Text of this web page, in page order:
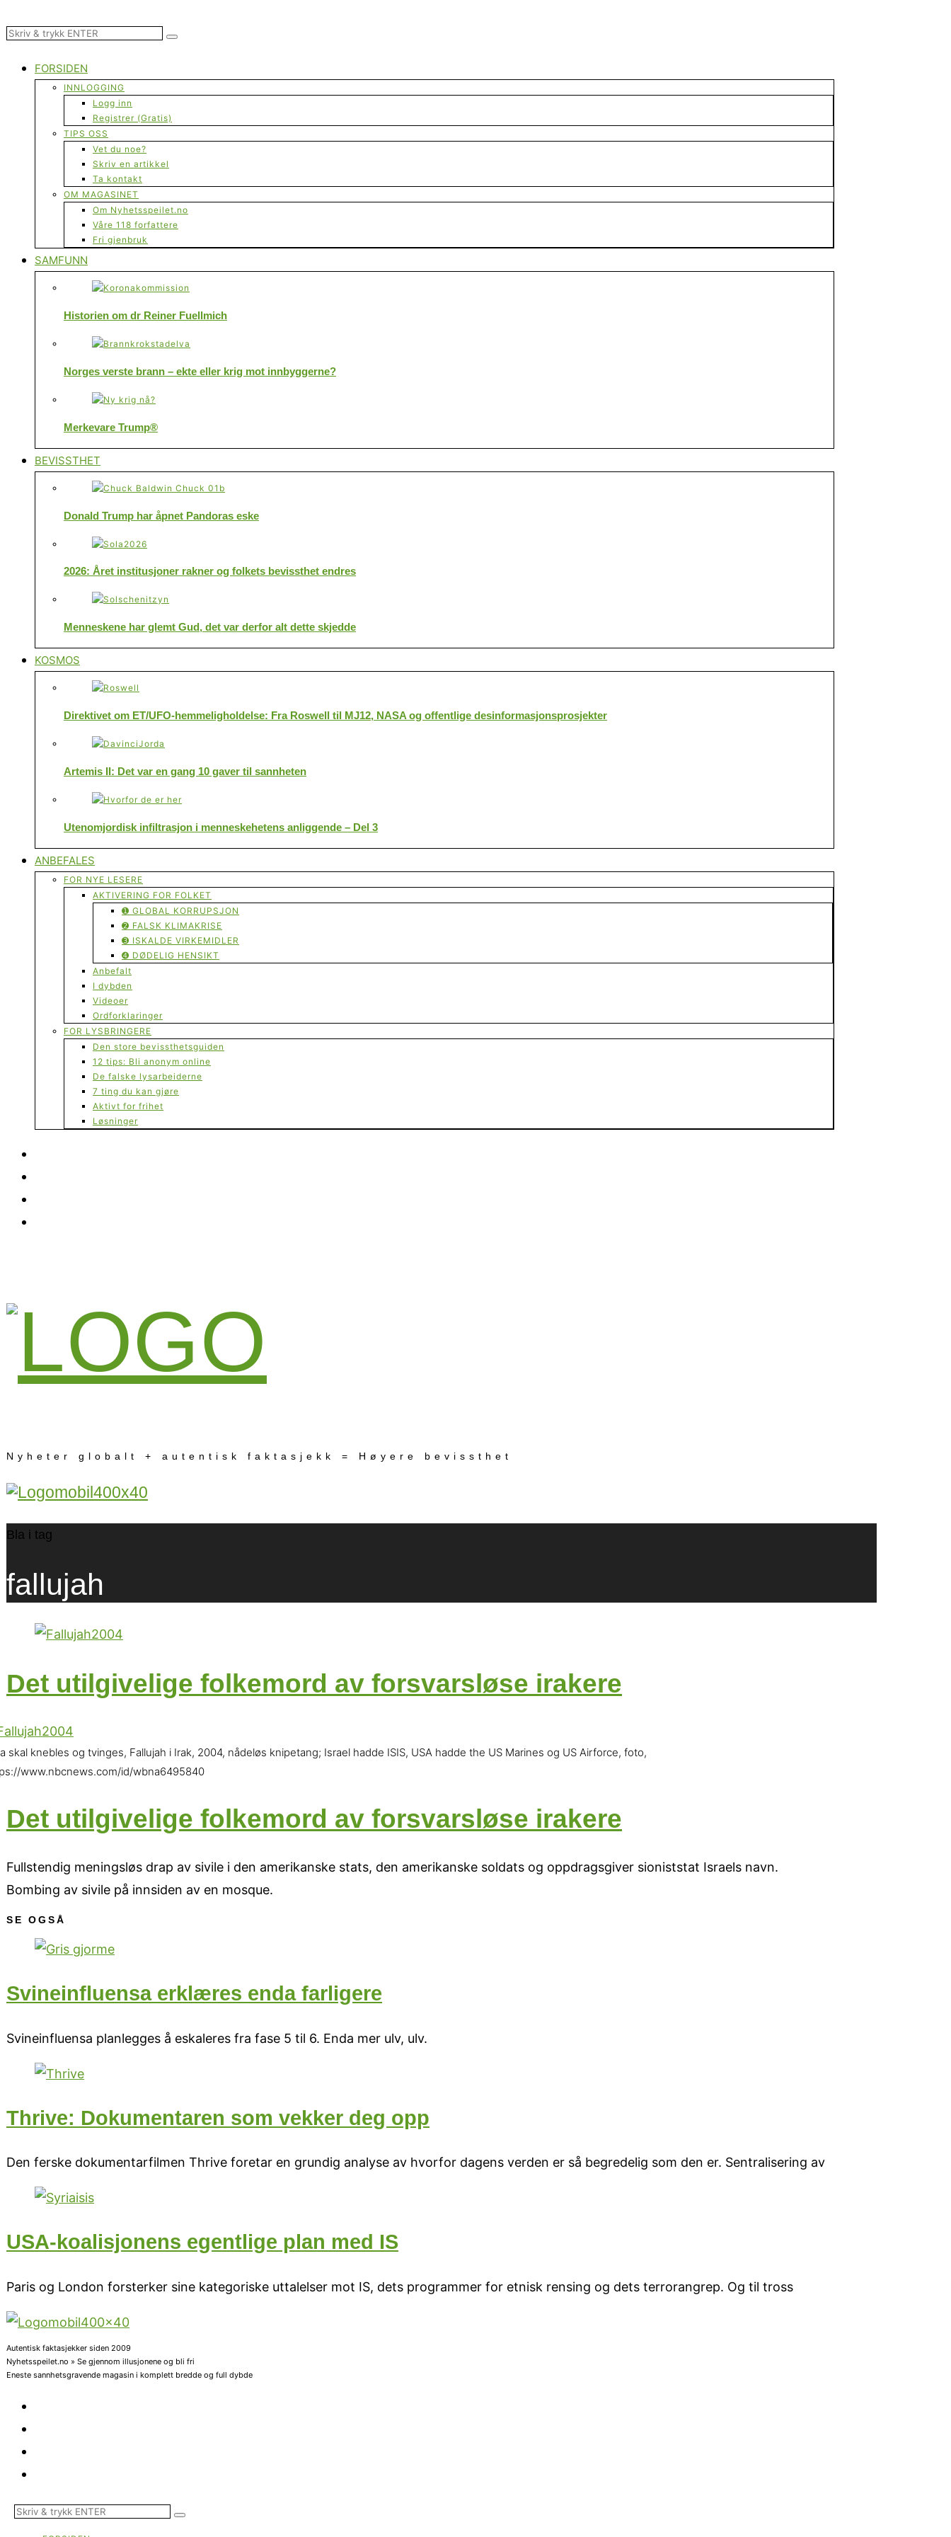
FORSIDEN
INNLOGGING
Logg inn
Registrer (Gratis)
TIPS OSS
Vet du noe?
Skriv en artikkel
Ta kontakt
OM MAGASINET
Om Nyhetsspeilet.no
Våre 118 forfattere
Fri gjenbruk
SAMFUNN
Historien om dr Reiner Fuellmich
Norges verste brann – ekte eller krig mot innbyggerne?
Merkevare Trump®
BEVISSTHET
Donald Trump har åpnet Pandoras eske
2026: Året institusjoner rakner og folkets bevissthet endres
Menneskene har glemt Gud, det var derfor alt dette skjedde
KOSMOS
Direktivet om ET/UFO-hemmeligholdelse: Fra Roswell til MJ12, NASA og offentlige desinformasjonsprosjekter
Artemis II: Det var en gang 10 gaver til sannheten
Utenomjordisk infiltrasjon i menneskehetens anliggende – Del 3
ANBEFALES
FOR NYE LESERE
AKTIVERING FOR FOLKET
➊ GLOBAL KORRUPSJON
➋ FALSK KLIMAKRISE
➌ ISKALDE VIRKEMIDLER
➍ DØDELIG HENSIKT
Anbefalt
I dybden
Videoer
Ordforklaringer
FOR LYSBRINGERE
Den store bevissthetsguiden
12 tips: Bli anonym online
De falske lysarbeiderne
7 ting du kan gjøre
Aktivt for frihet
Løsninger
Nyheter globalt + autentisk faktasjekk = Høyere bevissthet
Bla i tag
fallujah
Det utilgivelige folkemord av forsvarsløse irakere
skal knebles og tvinges, Fallujah i Irak, 2004, nådeløs knipetang; Israel hadde ISIS, USA hadde the US Marines og US Airforce, foto,
www.nbcnews.com/id/wbna6495840
Det utilgivelige folkemord av forsvarsløse irakere
Fullstendig meningsløs drap av sivile i den amerikanske stats, den amerikanske soldats og oppdragsgiver sioniststat Israels navn.
Bombing av sivile på innsiden av en mosque.
SE OGSÅ
Svineinfluensa erklæres enda farligere
Svineinfluensa planlegges å eskaleres fra fase 5 til 6. Enda mer ulv, ulv.
Thrive: Dokumentaren som vekker deg opp
Den ferske dokumentarfilmen Thrive foretar en grundig analyse av hvorfor dagens verden er så begredelig som den er. Sentralisering av
USA-koalisjonens egentlige plan med IS
Paris og London forsterker sine kategoriske uttalelser mot IS, dets programmer for etnisk rensing og dets terrorangrep. Og til tross
Autentisk faktasjekker siden 2009
Nyhetsspeilet.no » Se gjennom illusjonene og bli fri
Eneste sannhetsgravende magasin i komplett bredde og full dybde